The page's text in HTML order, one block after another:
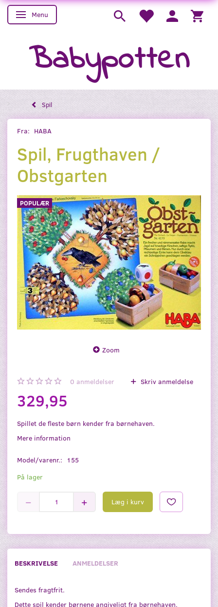
Skifte navigation
Menu
Babypotten
Spil
Fra: HABA
Spil, Frugthaven /
Obstgarten
POPULÆR
Zoom
0 anmeldelser Skriv anmeldelse
329,95
Spillet de fleste børn kender fra børnehaven.
Mere information
Model/varenr.:
155
På lager
Læg i kurv
BESKRIVELSE ANMELDELSER
Sendes fragtfrit.
Dette spil kender børnene angiveligt fra børnehaven.